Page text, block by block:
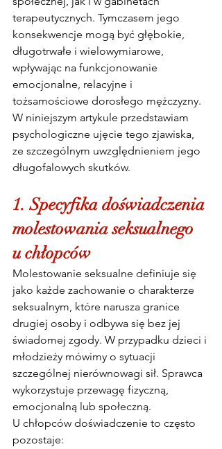
terapeutycznych. Tymczasem jego
konsekwencje mogą być głębokie,
długotrwałe i wielowymiarowe,
wpływając na funkcjonowanie
emocjonalne, relacyjne i
tożsamościowe dorosłego mężczyzny.
W niniejszym artykule przedstawiam
psychologiczne ujęcie tego zjawiska,
ze szczególnym uwzględnieniem jego
długofalowych skutków.
1. Specyfika doświadczenia
molestowania seksualnego
u chłopców
Molestowanie seksualne definiuje się
jako każde zachowanie o charakterze
seksualnym, które narusza granice
drugiej osoby i odbywa się bez jej
świadomej zgody. W przypadku dzieci i
młodzieży mówimy o sytuacji
szczególnej nierównowagi sił. Sprawca
wykorzystuje przewagę fizyczną,
emocjonalną lub społeczną.
U chłopców doświadczenie to często
pozostaje: